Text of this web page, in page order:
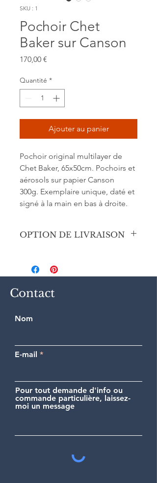
SKU : 1
Pochoir Chet
Baker sur Canson
170,00 €
Quantité *
Ajouter au panier
Pochoir original multilayer de
Chet Baker, 65x50cm. Pochoirs et
aérosols sur papier Canson
300g. Exemplaire unique, daté et
signé à la main en bas à droite.
OPTION DE LIVRAISON
tube en carton.
Contact
Nom
E-mail
Pour tout demande d'info ou
commande particulière, laissez-
moi un message